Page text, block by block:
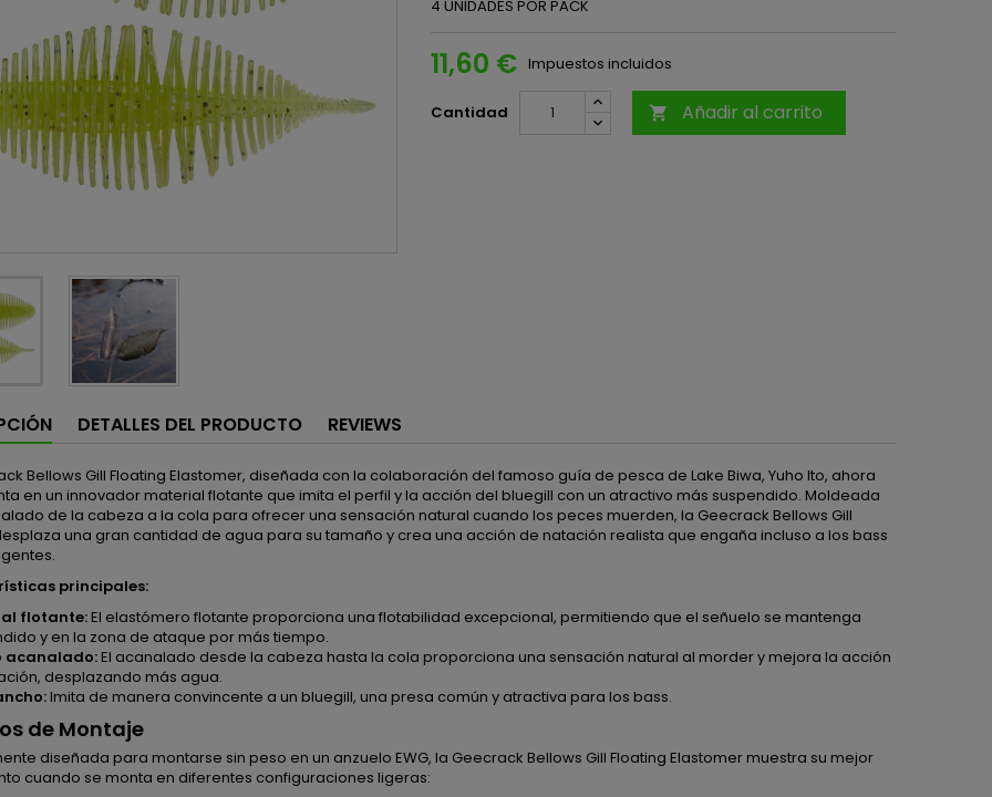
4 UNIDADES POR PACK
11,60 € Impuestos incluidos
Cantidad  Añadir al carrito
DETALLES DEL PRODUCTO REVIEWS
Bellows Gill Floating Elastomer, diseñada con la colaboración del famoso guía de pesca de Lake Biwa, Yuho Ito, ahora
en un innovador material flotante que imita el perfil y la acción del bluegill con un atractivo más suspendido. Moldeada
de la cabeza a la cola para ofrecer una sensación natural cuando los peces muerden, la Geecrack Bellows Gill
una gran cantidad de agua para su tamaño y crea una acción de natación realista que engaña incluso a los bass
principales:
flotante:El elastómero flotante proporciona una flotabilidad excepcional, permitiendo que el señuelo se mantenga
y en la zona de ataque por más tiempo.
acanalado:El acanalado desde la cabeza hasta la cola proporciona una sensación natural al morder y mejora la acción
desplazando más agua.
Imita de manera convincente a un bluegill, una presa común y atractiva para los bass.
de Montaje
diseñada para montarse sin peso en un anzuelo EWG, la Geecrack Bellows Gill Floating Elastomer muestra su mejor
cuando se monta en diferentes configuraciones ligeras: